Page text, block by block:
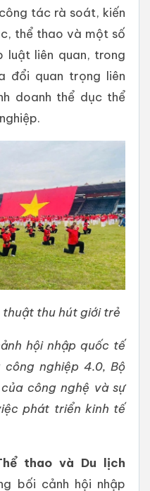
tác rà soát, kiến
thể thao và một số
luật liên quan, trong
đổi quan trọng liên
doanh thể dục thể
thu hút giới trẻ
hội nhập quốc tế
nghiệp 4.0, Bộ
công nghệ và sự
phát triển kinh tế
thao và Du lịch
bối cảnh hội nhập